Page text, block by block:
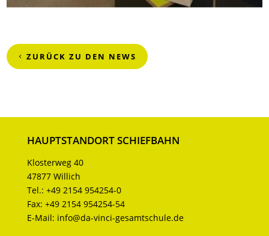
ZURÜCK ZU DEN NEWS
HAUPTSTANDORT SCHIEFBAHN
Klosterweg 40
47877 Willich
Tel.: +49 2154 954254-0
Fax: +49 2154 954254-54
E-Mail: info@da-vinci-gesamtschule.de